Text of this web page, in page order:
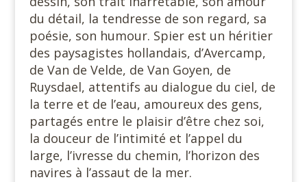
du détail, la tendresse de son regard, sa
poésie, son humour. Spier est un héritier
des paysagistes hollandais, d’Avercamp,
de Van de Velde, de Van Goyen, de
Ruysdael, attentifs au dialogue du ciel, de
la terre et de l’eau, amoureux des gens,
partagés entre le plaisir d’être chez soi,
la douceur de l’intimité et l’appel du
large, l’ivresse du chemin, l’horizon des
navires à l’assaut de la mer.